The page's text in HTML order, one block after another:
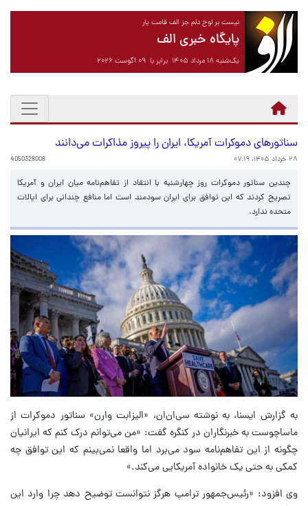
نیست بر لوح دلم جز الف قامت یار
پایگاه خبری الف
یک‌شنبه ۱۸ مرداد ۱۴۰۵ برابر با ۰۹ آگوست ۲۰۲۶
سناتورهای دموکرات‌ آمریکا، ایران را پیروز مذاکرات می‌دانند
۲۸ خرداد ۱۴۰۵، ۰۷:۱۹ 4050328008
چندین سناتور دموکرات روز چهارشنبه با انتقاد از تفاهم‌نامه میان ایران و آمریکا
تصریح کردند که این توافق برای ایران سودمند است اما منافع چندانی برای ایالات
متحده ندارد.
به گزارش ایسنا، به نوشته سی‌ان‌ان‌، «الیزابت وارن» سناتور دموکرات از
ماساچوست به خبرنگاران در کنگره گفت: «من می‌توانم درک کنم که ایرانیان
چگونه از این تفاهم‌نامه سود می‌برد اما واقعا نمی‌بینم که این توافق چه
کمکی به حتی یک خانواده آمریکایی می‌کند.»
وی افزود: «رئیس‌جمهور ترامپ هرگز نتوانست توضیح دهد چرا وارد این